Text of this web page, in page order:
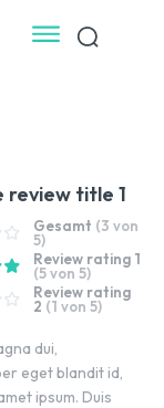
review title 1
Gesamt (3 von
5)
Review rating 1
(5 von 5)
Review rating
2 (1 von 5)
dui,
eget blandit id,
ipsum. Duis